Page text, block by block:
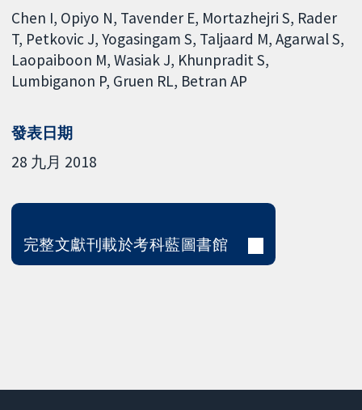
Chen I Opiyo N Tavender E Mortazhejri S Rader
T Petkovic J Yogasingam S Taljaard M Agarwal S
Laopaiboon M Wasiak J Khunpradit S
Lumbiganon P Gruen RL Betran AP
發表日期
28 九月 2018
完整文獻刊載於考科藍圖書館